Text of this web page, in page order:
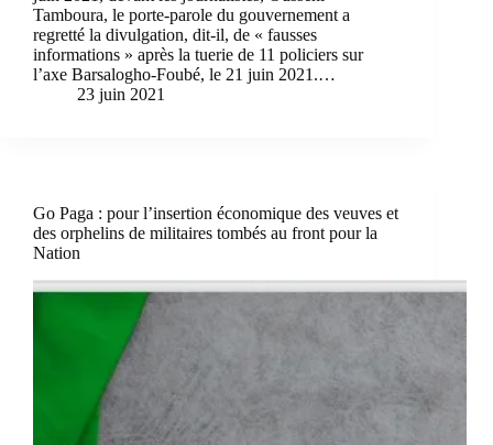
Tamboura, le porte-parole du gouvernement a
regretté la divulgation, dit-il, de « fausses
informations » après la tuerie de 11 policiers sur
l’axe Barsalogho-Foubé, le 21 juin 2021.…
23 juin 2021
Go Paga : pour l’insertion économique des veuves et
des orphelins de militaires tombés au front pour la
Nation